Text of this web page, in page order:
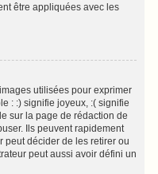
être appliquées avec les
utilisées pour exprimer
: :) signifie joyeux, :( signifie
sur la page de rédaction de
Ils peuvent rapidement
peut décider de les retirer ou
peut aussi avoir défini un